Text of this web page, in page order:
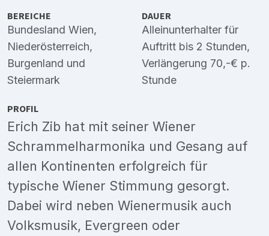
BEREICHE
Bundesland Wien,
Niederösterreich,
Burgenland und
Steiermark
DAUER
Alleinunterhalter für
Auftritt bis 2 Stunden,
Verlängerung 70,-€ p.
Stunde
PROFIL
Erich Zib hat mit seiner Wiener
Schrammelharmonika und Gesang auf
allen Kontinenten erfolgreich für
typische Wiener Stimmung gesorgt.
Dabei wird neben Wienermusik auch
Volksmusik, Evergreen oder